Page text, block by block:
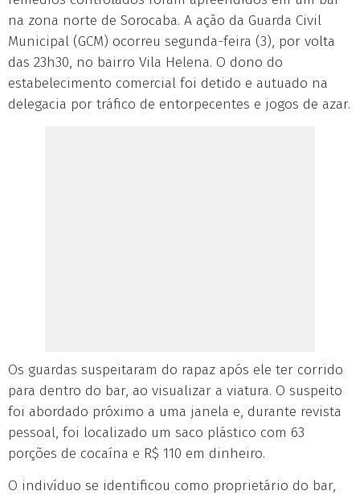
na zona norte de Sorocaba. A ação da Guarda Civil
Municipal (GCM) ocorreu segunda-feira (3), por volta
das 23h30, no bairro Vila Helena. O dono do
estabelecimento comercial foi detido e autuado na
delegacia por tráfico de entorpecentes e jogos de azar.
Os guardas suspeitaram do rapaz após ele ter corrido
para dentro do bar, ao visualizar a viatura. O suspeito
foi abordado próximo a uma janela e, durante revista
pessoal, foi localizado um saco plástico com 63
porções de cocaína e R$ 110 em dinheiro.
O indivíduo se identificou como proprietário do bar,